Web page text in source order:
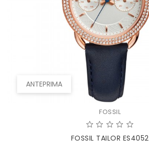
ANTEPRIMA
FOSSIL
FOSSIL TAILOR ES4052